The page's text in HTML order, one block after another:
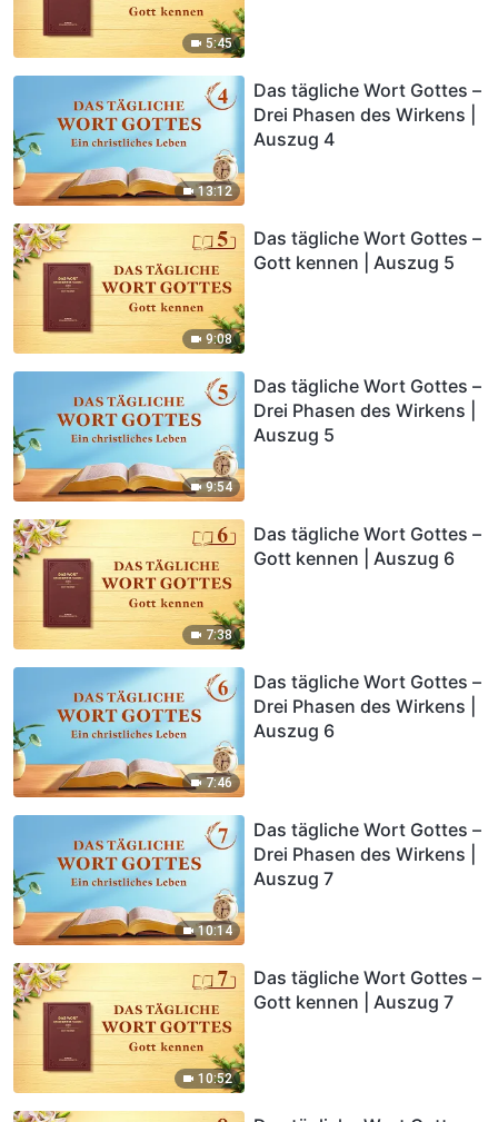
5:45
13:12
Das tägliche Wort Gottes –
Drei Phasen des Wirkens |
Auszug 4
9:08
Das tägliche Wort Gottes –
Gott kennen | Auszug 5
9:54
Das tägliche Wort Gottes –
Drei Phasen des Wirkens |
Auszug 5
7:38
Das tägliche Wort Gottes –
Gott kennen | Auszug 6
7:46
Das tägliche Wort Gottes –
Drei Phasen des Wirkens |
Auszug 6
10:14
Das tägliche Wort Gottes –
Drei Phasen des Wirkens |
Auszug 7
10:52
Das tägliche Wort Gottes –
Gott kennen | Auszug 7